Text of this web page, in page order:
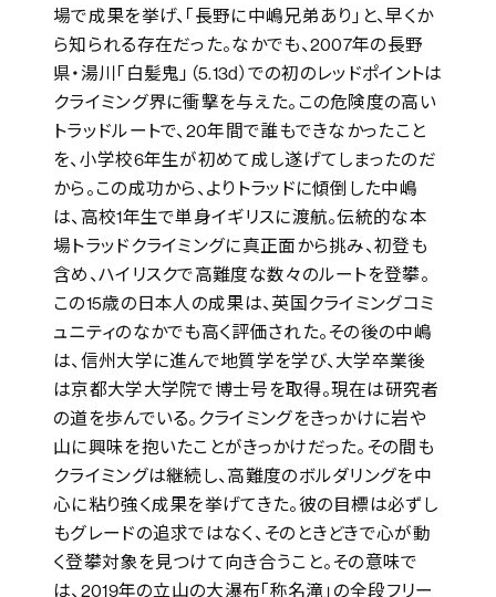
場で成果を挙げ、「長野に中嶋兄弟あり」と、早くか
ら知られる存在だった。なかでも、2007年の長野
県・湯川「白髪鬼」（5.13d）での初のレッドポイントは
クライミング界に衝撃を与えた。この危険度の高い
トラッドルートで、20年間で誰もできなかったこと
を、小学校6年生が初めて成し遂げてしまったのだ
から。この成功から、よりトラッドに傾倒した中嶋
は、高校1年生で単身イギリスに渡航。伝統的な本
場トラッドクライミングに真正面から挑み、初登も
含め、ハイリスクで高難度な数々のルートを登攀。
この15歳の日本人の成果は、英国クライミングコミ
ュニティのなかでも高く評価された。その後の中嶋
は、信州大学に進んで地質学を学び、大学卒業後
は京都大学大学院で博士号を取得。現在は研究者
の道を歩んでいる。クライミングをきっかけに岩や
山に興味を抱いたことがきっかけだった。その間も
クライミングは継続し、高難度のボルダリングを中
心に粘り強く成果を挙げてきた。彼の目標は必ずし
もグレードの追求ではなく、そのときどきで心が動
く登攀対象を見つけて向き合うこと。その意味で
は、2019年の立山の大瀑布「称名滝」の全段フリー